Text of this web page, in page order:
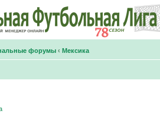
форумы ‹ Мексика